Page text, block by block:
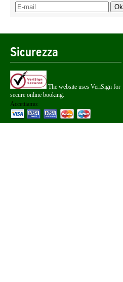
Sicurezza
The website uses VeriSign for
secure online booking.
Accettiamo: